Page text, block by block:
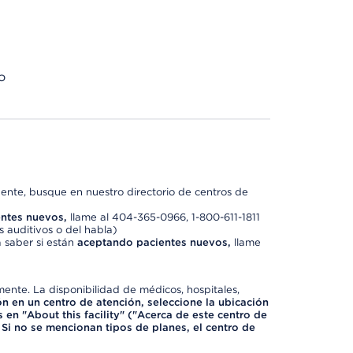
busque en nuestro directorio de centros de
nuevos, llame al 404-365-0966, 1-800-611-1811
auditivos o del habla)
si están aceptando pacientes nuevos, llame
La disponibilidad de médicos, hospitales,
en un centro de atención, seleccione la ubicación
"About this facility" ("Acerca de este centro de
no se mencionan tipos de planes, el centro de